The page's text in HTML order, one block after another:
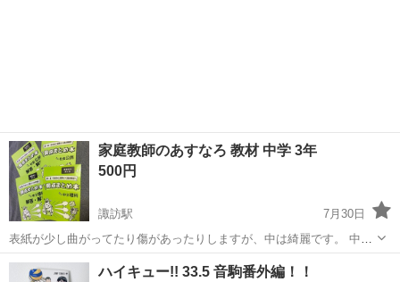
家庭教師のあすなろ 教材 中学 3年
500円
諏訪駅
7月30日
表紙が少し曲がってたり傷があったりしますが、中は綺麗です。 中3
理科 社会公民 問題集 弱点まとめ本 長期休み まとめ 解答解説付き 専
用のハードケースあり。小傷はあります。
長崎 大村市 諏訪駅 語学、辞書 あすなろ
ハイキュー!! 33.5 音駒番外編！！